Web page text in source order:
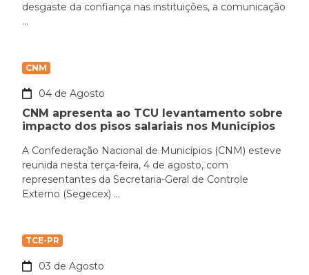
desgaste da confiança nas instituições, a comunicação
...
CNM
04 de Agosto
CNM apresenta ao TCU levantamento sobre
impacto dos pisos salariais nos Municípios
A Confederação Nacional de Municípios (CNM) esteve
reunida nesta terça-feira, 4 de agosto, com
representantes da Secretaria-Geral de Controle
Externo (Segecex) ...
TCE-PR
03 de Agosto